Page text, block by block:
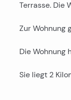
Terrasse. Die
Zur Wohnung
Die Wohnung
Sie liegt 2